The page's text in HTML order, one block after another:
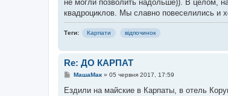
л
е
я
не могли позволить надольше)). В целом,
квадроциклов. Мы славно повеселились и
Теги: Карпати відпочинок
Re: ДО КАРПАТ
П
в
МашаМак» 05 червня 2017, 17:59
Ездили на майские в Карпаты, в отель